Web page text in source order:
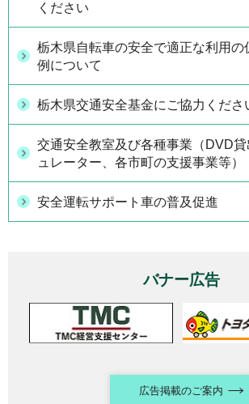
ください
栃木県自転車の安全で適正な利用の
例について
栃木県交通安全基金にご協力くださ
交通安全教室及び各種事業（DVD貸
ュレーター、各市町の支援事業等）
安全運転サポート車の普及促進
バナー広告
広告掲載のご案内